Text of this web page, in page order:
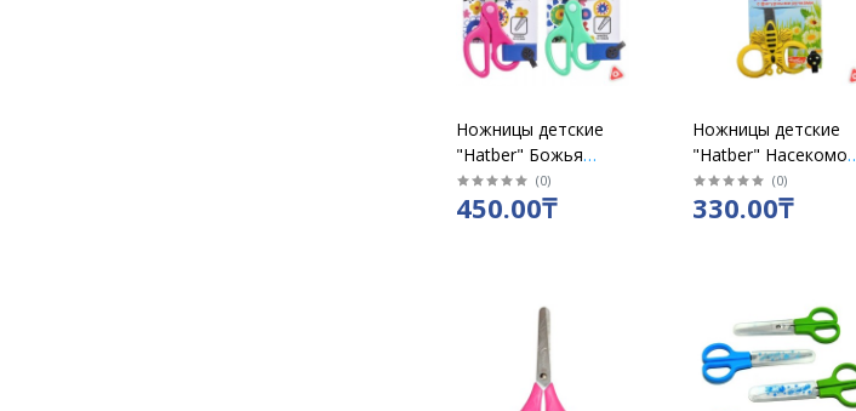
Ножницы детские
"Hatber" Божья
коровка 13,5см
нерж сталь с
(0)
450.00₸
Ножницы детские
"Hatber" Насекомое
11см нерж. сталь
12011
(0)
330.00₸